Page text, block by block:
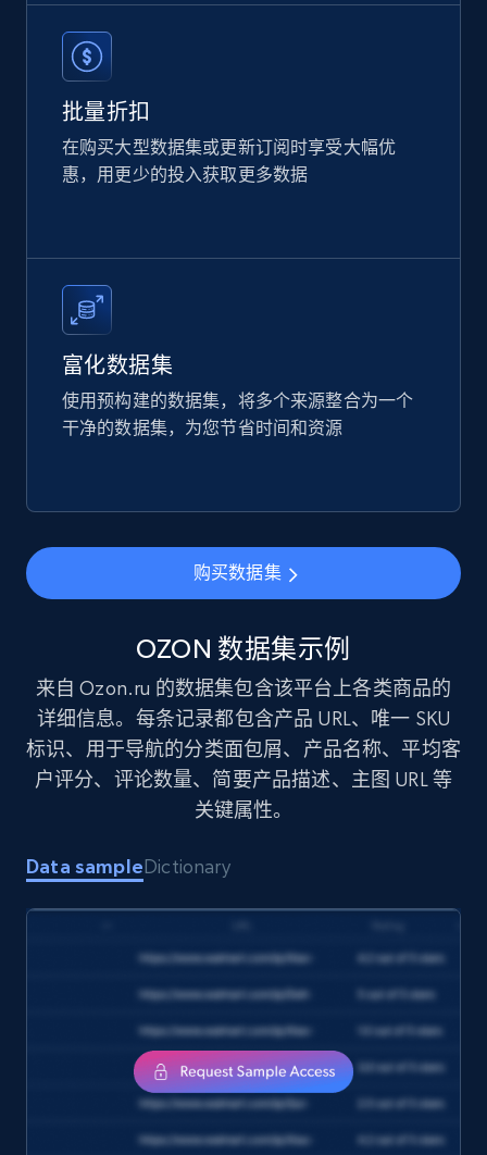
more.
eCommerce
2.1K+ 375+
URL, Product id, Listing inventory id, Title, Rating,
Reviews count shop, Reviews count item, Initial
price, and more.
eCommerce
price, Final price, Final price high, Currency, and
more.
eCommerce
254+
Amazon products search
price, Currency, Sold, and more.
eCommerce
181+ 立即购买
批量折扣
在购买大型数据集或更新订阅时享受大幅优
惠，用更少的投入获取更多数据
富化数据集
使用预构建的数据集，将多个来源整合为一个
干净的数据集，为您节省时间和资源
购买数据集
OZON 数据集示例
来自 Ozon.ru 的数据集包含该平台上各类商品的
详细信息。每条记录都包含产品 URL、唯一 SKU
标识、用于导航的分类面包屑、产品名称、平均客
户评分、评论数量、简要产品描述、主图 URL 等
关键属性。
Data sampleDictionary